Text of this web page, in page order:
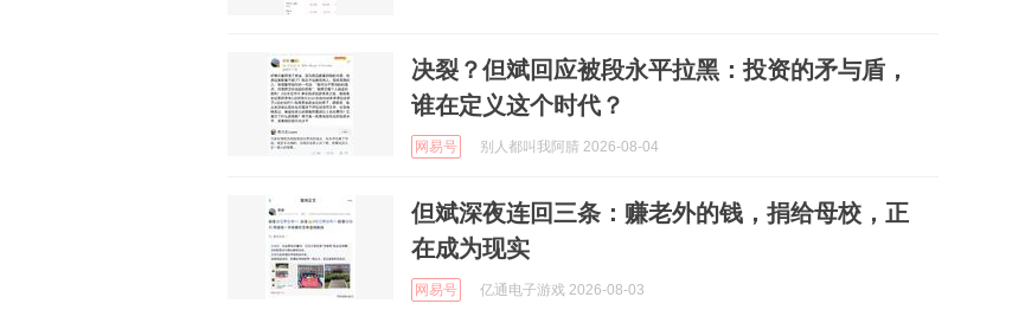
决裂？但斌回应被段永平拉黑：投资的矛与盾，
谁在定义这个时代？
网易号 别人都叫我阿腈 2026-08-04
但斌深夜连回三条：赚老外的钱，捐给母校，正
在成为现实
网易号 亿通电子游戏 2026-08-03